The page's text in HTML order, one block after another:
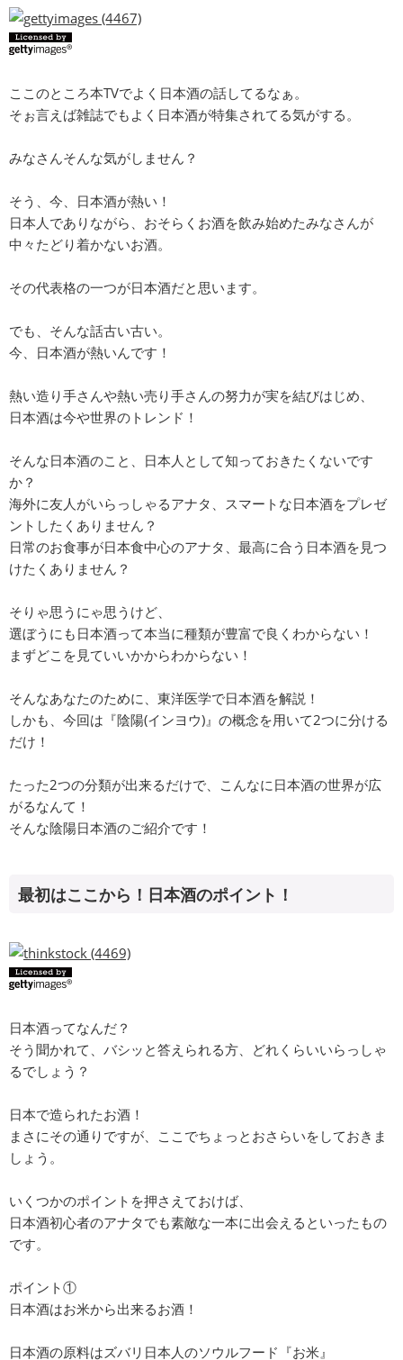
ここのところ本TVでよく日本酒の話してるなぁ。
そぉ言えば雑誌でもよく日本酒が特集されてる気がする。
みなさんそんな気がしません？
そう、今、日本酒が熱い！
日本人でありながら、おそらくお酒を飲み始めたみなさんが
中々たどり着かないお酒。
その代表格の一つが日本酒だと思います。
でも、そんな話古い古い。
今、日本酒が熱いんです！
熱い造り手さんや熱い売り手さんの努力が実を結びはじめ、
日本酒は今や世界のトレンド！
そんな日本酒のこと、日本人として知っておきたくないです
か？
海外に友人がいらっしゃるアナタ、スマートな日本酒をプレゼ
ントしたくありません？
日常のお食事が日本食中心のアナタ、最高に合う日本酒を見つ
けたくありません？
そりゃ思うにゃ思うけど、
選ぼうにも日本酒って本当に種類が豊富で良くわからない！
まずどこを見ていいかからわからない！
そんなあなたのために、東洋医学で日本酒を解説！
しかも、今回は『陰陽(インヨウ)』の概念を用いて2つに分ける
だけ！
たった2つの分類が出来るだけで、こんなに日本酒の世界が広
がるなんて！
そんな陰陽日本酒のご紹介です！
最初はここから！日本酒のポイント！
日本酒ってなんだ？
そう聞かれて、バシッと答えられる方、どれくらいいらっしゃ
るでしょう？
日本で造られたお酒！
まさにその通りですが、ここでちょっとおさらいをしておきま
しょう。
いくつかのポイントを押さえておけば、
日本酒初心者のアナタでも素敵な一本に出会えるといったもの
です。
ポイント①
日本酒はお米から出来るお酒！
日本酒の原料はズバリ日本人のソウルフード『お米』